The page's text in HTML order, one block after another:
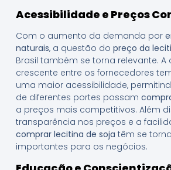
Acessibilidade e Preços
Com o aumento da demanda por
naturais, a questão do preço da
Brasil também se torna relevante. A
crescente entre os fornecedores
uma maior acessibilidade,
de diferentes portes possam
a preços mais competitivos. Além
transparência nos preços e a
comprar lecitina de soja têm se
importantes para os negócios.